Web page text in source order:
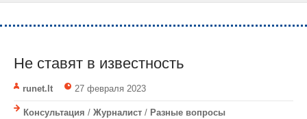
Не ставят в известность
runet.lt 27 февраля 2023
Консультация / Журналист / Разные вопросы